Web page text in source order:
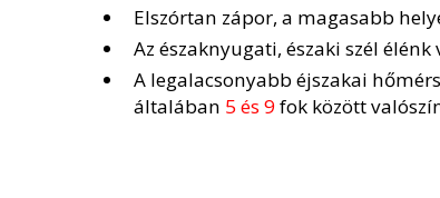
Elszórtan zápor, a magasabb
Az északnyugati, északi szél
A legalacsonyabb éjszakai
általában 5 és 9fok között